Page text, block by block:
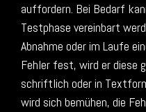
auffordern. Bei Bedarf
Testphase vereinbart
Abnahme oder im Laufe
Fehler fest, wird er diese
schriftlich oder in
wird sich bemühen, die